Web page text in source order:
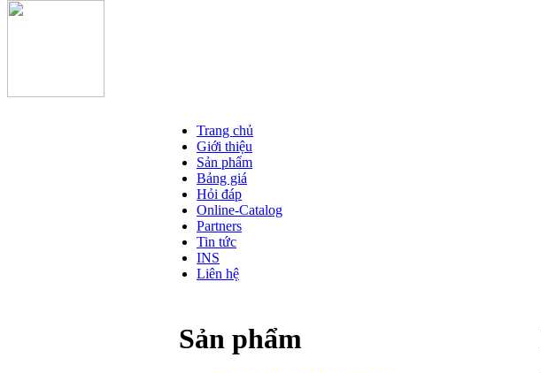
Trang chủ
Giới thiệu
Sản phẩm
Bảng giá
Hỏi đáp
Online-Catalog
Partners
Tin tức
INS
Liên hệ
Sản phẩm